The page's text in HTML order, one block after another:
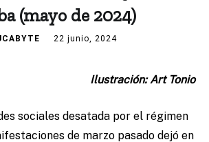
(mayo de 2024)
22 junio, 2024
Ilustración: Art Tonio
sociales desatada por el régimen
de marzo pasado dejó en